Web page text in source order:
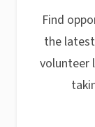
Find
the
volunteer